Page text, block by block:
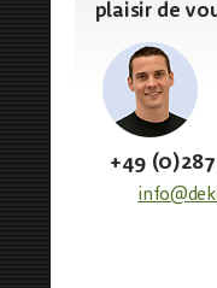
plaisir de
+49